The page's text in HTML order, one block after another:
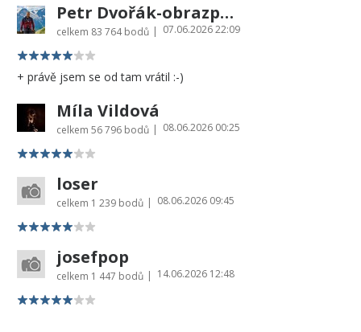
Petr Dvořák-obrazprovas.cz
celkem 83 764 bodů | 07.06.2026 22:09
+ právě jsem se od tam vrátil :-)
Míla Vildová
celkem 56 796 bodů | 08.06.2026 00:25
loser
celkem 1 239 bodů | 08.06.2026 09:45
josefpop
celkem 1 447 bodů | 14.06.2026 12:48